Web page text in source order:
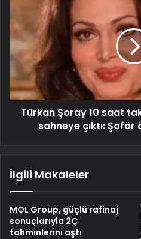
Türkan Şoray 10 saat
sahneye çıktı:
İlgili Makaleler
MOL Group, güçlü rafinaj
sonuçlarıyla 2Ç
tahminlerini aştı